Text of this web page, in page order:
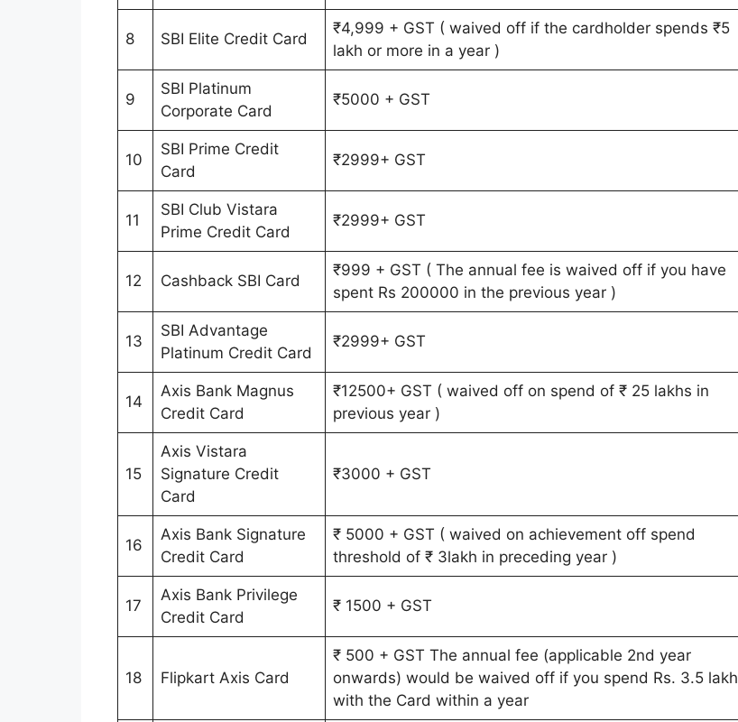
8 SBI Elite Credit Card
₹4,999 + GST ( waived off if the cardholder spends ₹5
lakh or more in a year )
9
SBI Platinum
Corporate Card
₹5000 + GST
10
SBI Prime Credit
Card
₹2999+ GST
11
SBI Club Vistara
Prime Credit Card
₹2999+ GST
12 Cashback SBI Card
₹999 + GST ( The annual fee is waived off if you have
spent Rs 200000 in the previous year )
13
SBI Advantage
Platinum Credit Card
₹2999+ GST
14
Axis Bank Magnus
Credit Card
₹12500+ GST ( waived off on spend of ₹ 25 lakhs in
previous year )
15
Axis Vistara
Signature Credit
Card
₹3000 + GST
16
Axis Bank Signature
Credit Card
₹ 5000 + GST ( waived on achievement off spend
threshold of ₹ 3lakh in preceding year )
17
Axis Bank Privilege
Credit Card
₹ 1500 + GST
18 Flipkart Axis Card
₹ 500 + GST The annual fee (applicable 2nd year
onwards) would be waived off if you spend Rs. 3.5 lakh
with the Card within a year